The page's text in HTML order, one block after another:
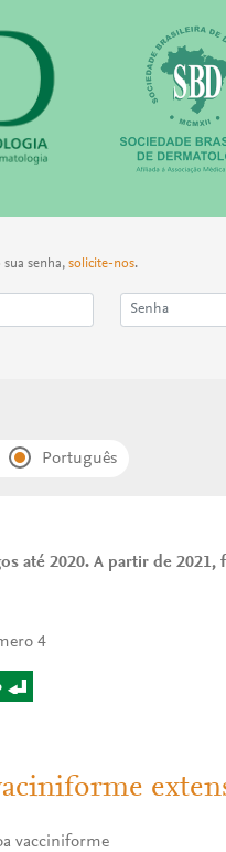
sua senha, solicite-nos.
Português
até 2020. A partir de
4
vacciniforme